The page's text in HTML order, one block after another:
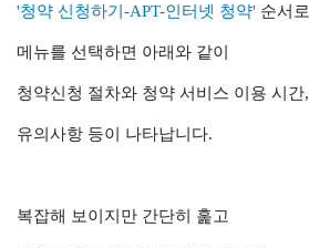
'청약 신청하기-APT-인터넷 청약' 순서로
메뉴를 선택하면 아래와 같이
청약신청 절차와 청약 서비스 이용 시간,
유의사항 등이 나타납니다.
복잡해 보이지만 간단히 훑고